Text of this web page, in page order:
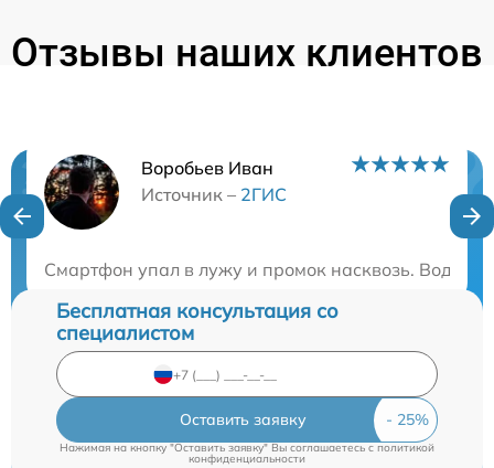
Отзывы наших клиентов
Воробьев Иван
Источник – 2ГИС
Смартфон упал в лужу и промок насквозь. Вода
Нужна консультация?
Бесплатная консультация со
специалистом
Оставить заявку
Нажимая на кнопку "Оставить заявку" Вы соглашаетесь c политикой
конфиденциальности